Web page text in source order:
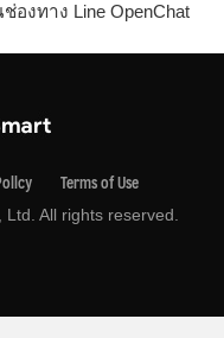
งทาง Line OpenChat
Terms of Use
All rights reserved.